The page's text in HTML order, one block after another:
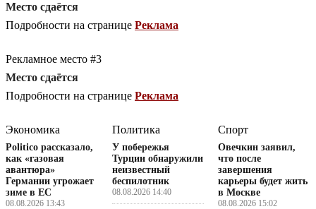
Место сдаётся
Подробности на странице Реклама
Рекламное место #3
Место сдаётся
Подробности на странице Реклама
Экономика
Politico рассказало,
как «газовая
авантюра»
Германии угрожает
зиме в ЕС
08.08.2026 13:43
Политика
У побережья
Турции обнаружили
неизвестный
беспилотник
08.08.2026 14:40
Спорт
Овечкин заявил,
что после
завершения
карьеры будет жить
в Москве
08.08.2026 15:02